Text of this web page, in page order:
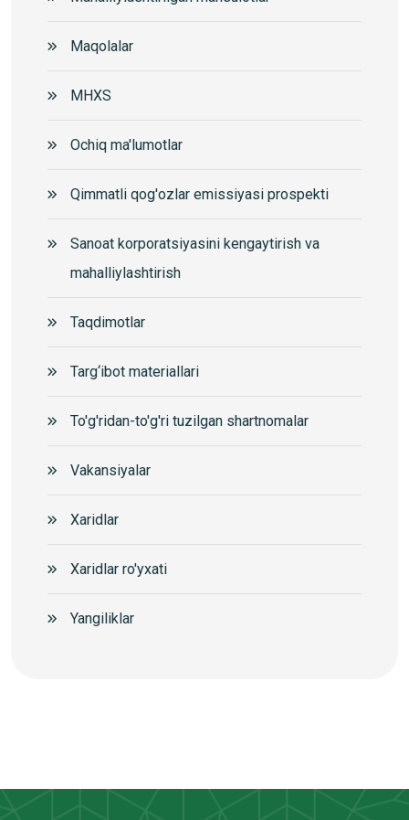
Maqolalar
MHXS
Ochiq ma'lumotlar
Qimmatli qog'ozlar emissiyasi prospekti
Sanoat korporatsiyasini kengaytirish va
mahalliylashtirish
Taqdimotlar
Targ‘ibot materiallari
To'g'ridan-to'g'ri tuzilgan shartnomalar
Vakansiyalar
Xaridlar
Xaridlar ro'yxati
Yangiliklar